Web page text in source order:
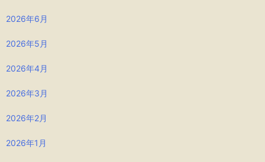
2026年6月
2026年5月
2026年4月
2026年3月
2026年2月
2026年1月